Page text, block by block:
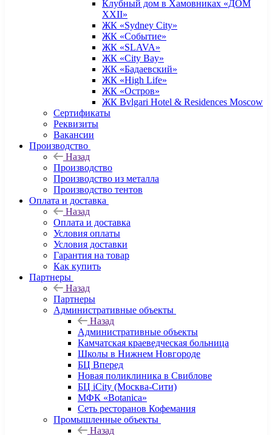
Клубный дом в Хамовниках «ДОМ
XXII»
ЖК «Sydney City»
ЖК «Событие»
ЖК «SLAVA»
ЖК «City Bay»
ЖК «Бадаевский»
ЖК «High Life»
ЖК «Остров»
ЖК Bvlgari Hotel & Residences Moscow
Сертификаты
Реквизиты
Вакансии
Производство
Назад
Производство
Производство из металла
Производство тентов
Оплата и доставка
Назад
Оплата и доставка
Условия оплаты
Условия доставки
Гарантия на товар
Как купить
Партнеры
Назад
Партнеры
Административные объекты
Назад
Административные объекты
Камчатская краеведческая больница
Школы в Нижнем Новгороде
БЦ Вперед
Новая поликлиника в Свиблове
БЦ iCity (Москва-Сити)
МФК «Botanica»
Сеть ресторанов Кофемания
Промышленные объекты
Назад